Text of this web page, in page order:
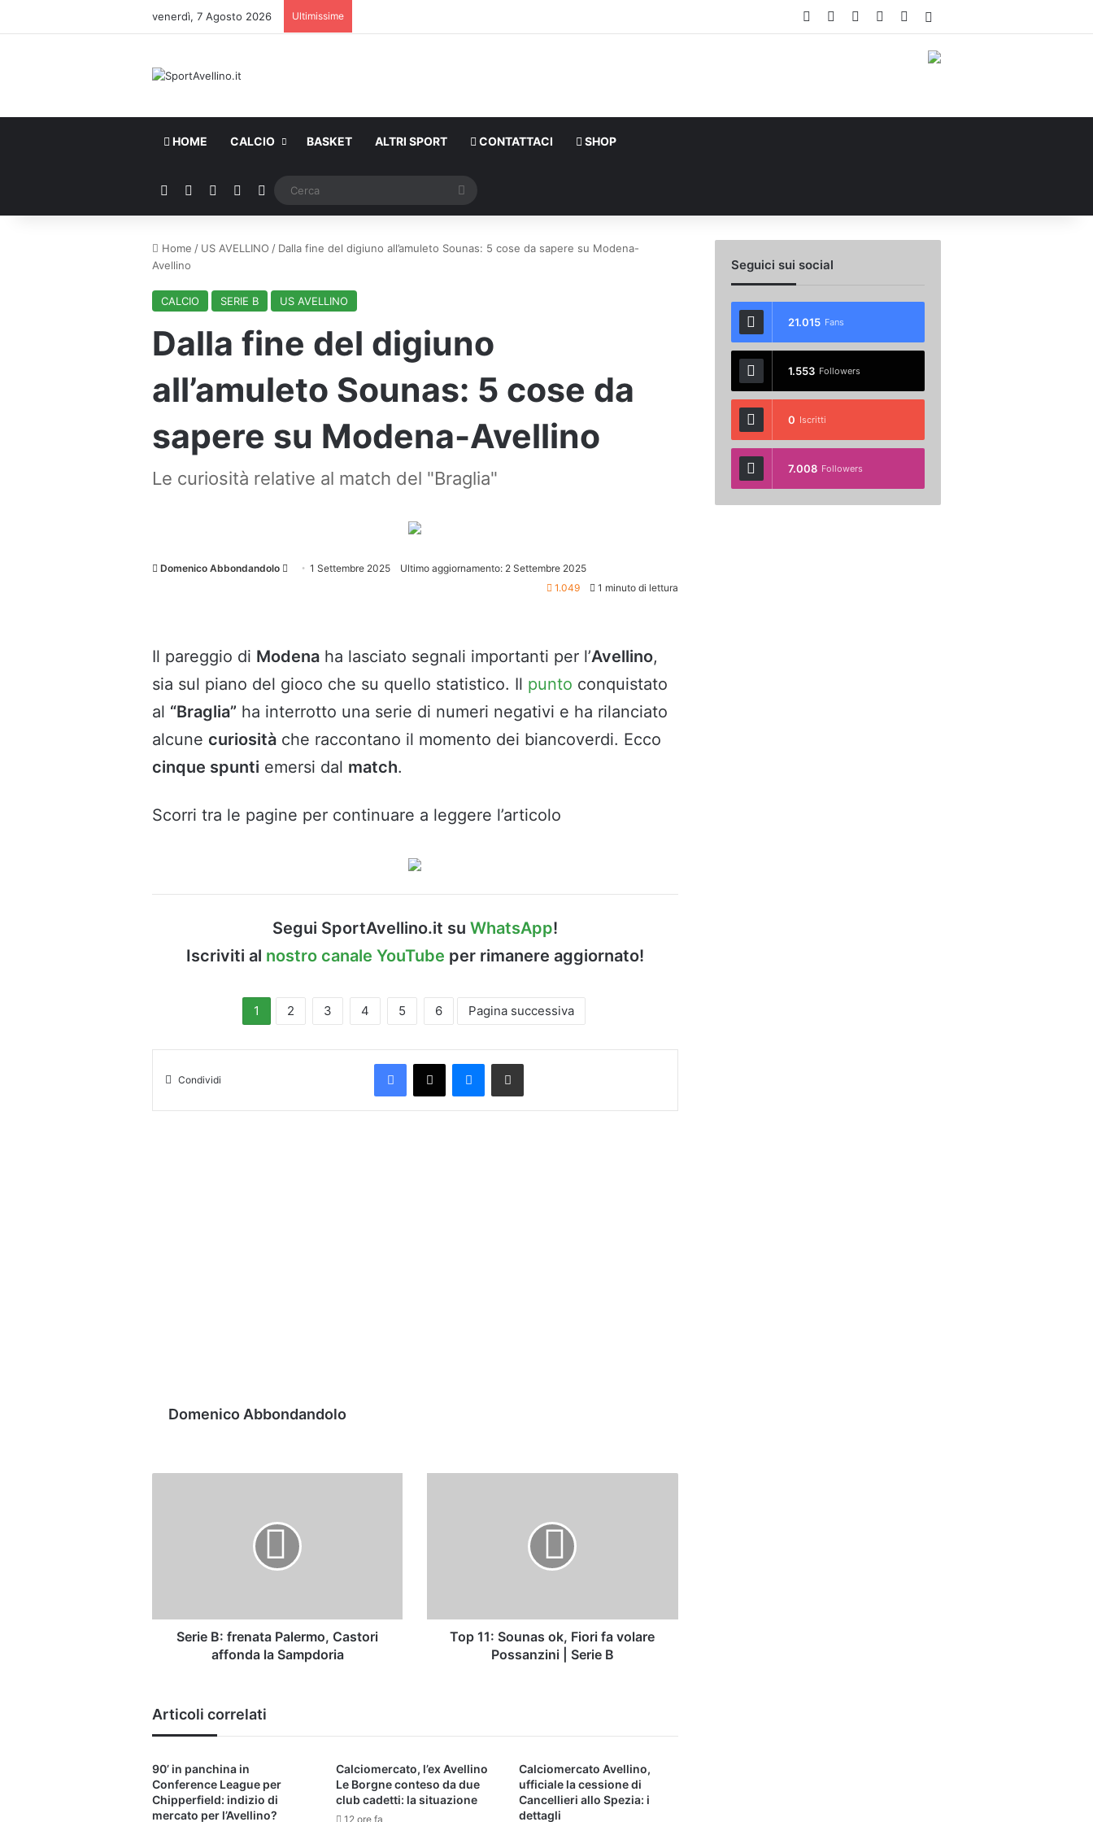
venerdì, 7 Agosto 2026 Ultimissime Facebook You TubeInstagramWhatsApp
HOME CALCIO BASKET ALTRI SPORT CONTATTACI SHOP
Facebook You TubeInstagram
WhatsApp Cerca
Home / US AVELLINO / Dalla fine del digiuno all’amuleto Sounas: 5 cose da sapere su Modena-
Avellino
CALCIO SERIE B US AVELLINO
Dalla fine del digiuno
all’amuleto Sounas: 5 cose da
sapere su Modena-Avellino
Le curiosità relative al match del "Braglia"
Domenico Abbondandolo
Invia 1 Settembre 2025
Ultimo aggiornamento: 2 Settembre 2025
1.049
1 minuto di lettura
Il pareggio di Modena ha lasciato segnali importanti per l’Avellino,
sia sul piano del gioco che su quello statistico. Il punto conquistato
al “Braglia” ha interrotto una serie di numeri negativi e ha rilanciato
alcune curiosità che raccontano il momento dei biancoverdi. Ecco
cinque spunti emersi dal match.
Scorri tra le pagine per continuare a leggere l’articolo
Segui SportAvellino.it su WhatsApp!
Iscriviti al nostro canale YouTube per rimanere aggiornato!
1 2 3 4 5 6 Pagina successiva
Condividi
Facebook
X Messenger
Condividi via Email
Domenico Abbondandolo
Serie B: frenata Palermo, Castori
affonda la Sampdoria
|
SerieTop 11: Sounas ok, Fiori fa volare
Possanzini | Serie B
Articoli correlati
90’ in panchina in
Conference League per
Chipperfield: indizio di
mercato per l’Avellino?
Calciomercato, l’ex Avellino
Le Borgne conteso da due
club cadetti: la situazione
12 ore fa
Calciomercato Avellino,
ufficiale la cessione di
Cancellieri allo Spezia: i
dettagli
Seguici sui social
21.015 Fans
1.553 Followers
0 Iscritti
7.008 Followers